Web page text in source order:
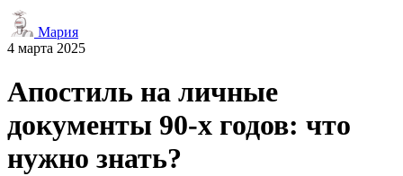
Мария
4 марта 2025
Апостиль на личные
документы 90-х годов: что
нужно знать?